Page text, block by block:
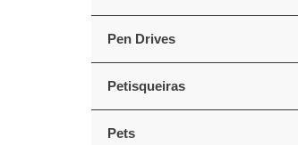
Pen Drives
Petisqueiras
Pets